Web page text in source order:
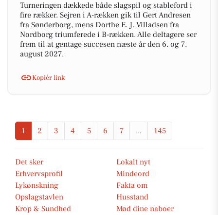
Turneringen dækkede både slagspil og stableford i
fire rækker. Sejren i A-rækken gik til Gert Andresen
fra Sønderborg, mens Dorthe E. J. Villadsen fra
Nordborg triumferede i B-rækken. Alle deltagere ser
frem til at gentage succesen næste år den 6. og 7.
august 2027.
Kopiér link
1 2 3 4 5 6 7 ... 145
Det sker
Lokalt nyt
Erhvervsprofil
Mindeord
Lykønskning
Fakta om
Opslagstavlen
Husstand
Krop & Sundhed
Mød dine naboer